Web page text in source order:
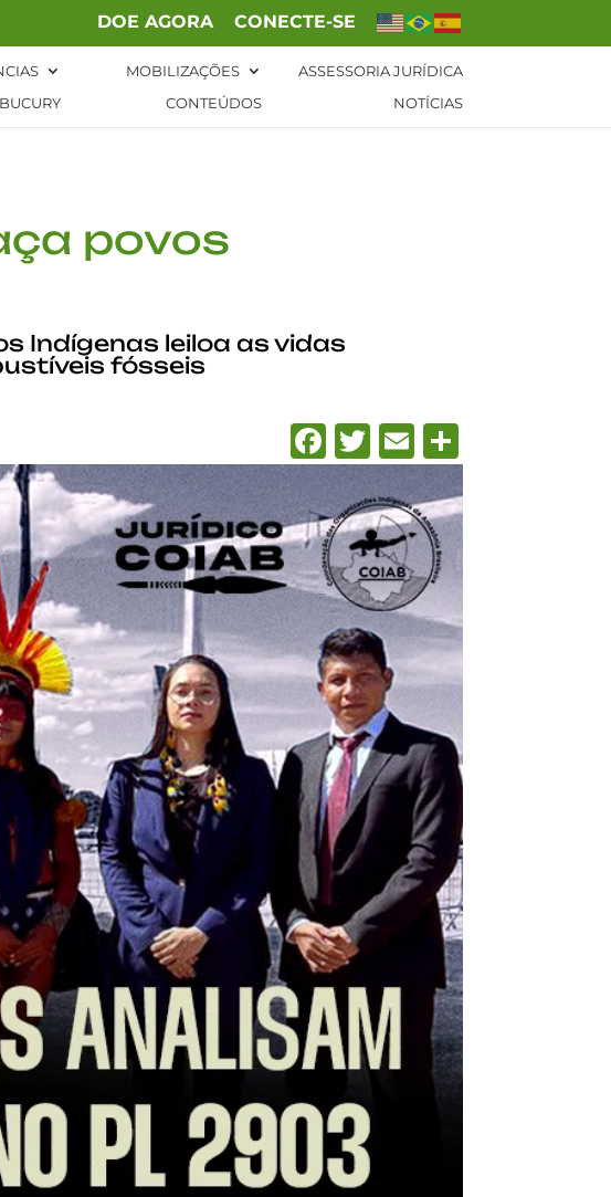
DOE AGORA CONECTE-SE
MOBILIZAÇÕES
ASSESSORIA JURÍDICA
CONTEÚDOS NOTÍCIAS
povos
Indígenas leiloa as vidas
fósseis
Facebook
Twitter
EmailShare